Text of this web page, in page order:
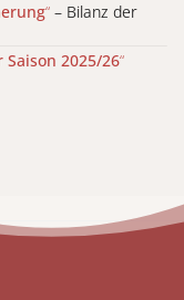
“ – Bilanz der
Saison 2025/26“